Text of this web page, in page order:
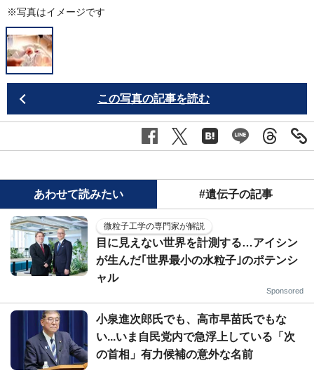
※写真はイメージです
この写真の記事を読む
あわせて読みたい #遺伝子の記事
微粒子工学の専門家が解説
目に見えない世界を計測する…アイシン
が生んだ｢世界最小の水粒子｣のポテンシ
ャル
Sponsored
小泉進次郎氏でも、高市早苗氏でもな
い...いま自民党内で急浮上している「次
の首相」有力候補の意外な名前